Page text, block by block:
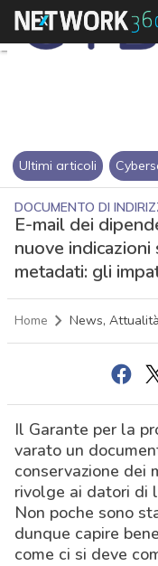
Ultimi articoli
DOCUMENTO DI
E-mail dei
nuove
metadati: gli
Home News,
Il Garante per la
varato un
conservazione dei
rivolge ai datori di
Non poche sono
dunque capire
come ci si deve